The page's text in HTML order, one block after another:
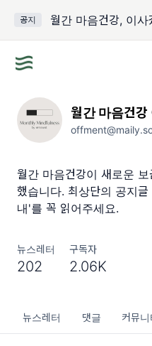
공지
월간 마음건강
월간 마음건강이 새로운
했습니다. 최상단의 공지
내'를 꼭 읽어주세요.
뉴스레터
202
구독자
2.06K
뉴스레터 댓글 커뮤니